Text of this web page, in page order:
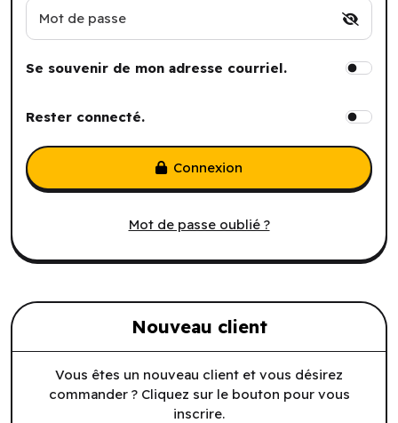
Mot de passe
Se souvenir de mon adresse courriel.
Rester connecté.
Mot de passe oublié ?
Connexion
Nouveau client
Vous êtes un nouveau client et vous désirez
commander ? Cliquez sur le bouton pour vous
inscrire.